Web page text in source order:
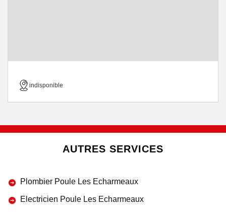
indisponible
AUTRES SERVICES
Plombier Poule Les Echarmeaux
Electricien Poule Les Echarmeaux